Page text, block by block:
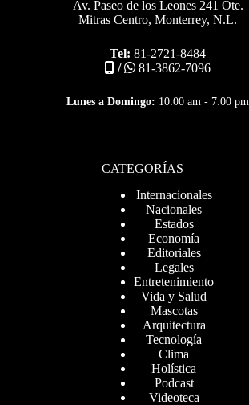
Av. Paseo de los Leones 241 Ote.
Mitras Centro, Monterrey, N.L.
Tel: 81-2721-8484
/
81-3862-7096
Lunes a Domingo: 10:00 am - 7:00 pm
CATEGORÍAS
Internacionales
Nacionales
Estados
Economía
Editoriales
Legales
Entretenimiento
Vida y Salud
Mascotas
Arquitectura
Tecnología
Clima
Holística
Podcast
Videoteca